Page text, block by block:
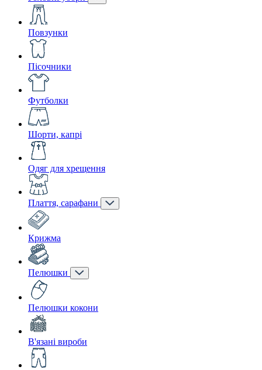
Повзунки
Пісочники
Футболки
Шорти, капрі
Одяг для хрещення
Плаття, сарафани
Крижма
Пелюшки
Пелюшки кокони
В'язані вироби